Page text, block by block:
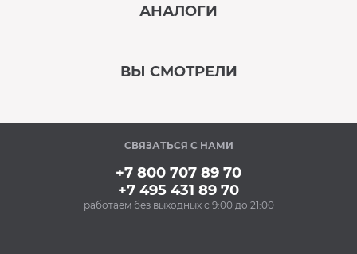
АНАЛОГИ
ВЫ СМОТРЕЛИ
В наличии
СВЯЗАТЬСЯ С НАМИ
+7 800 707 89 70
+7 495 431 89 70
работаем без выходных с 9:00 до 21:00